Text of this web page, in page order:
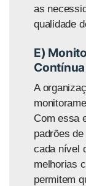
as
qualidade
E)
Contínua
A
Com essa
padrões
cada nível
melhorias
permitem